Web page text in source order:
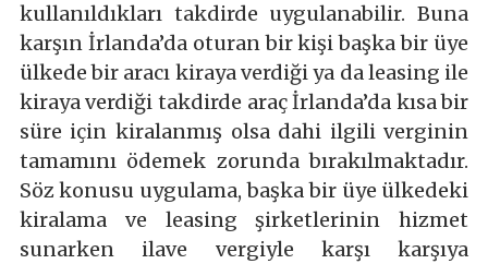
kullanıldıkları takdirde uygulanabilir. Buna
karşın İrlanda’da oturan bir kişi başka bir üye
ülkede bir aracı kiraya verdiği ya da leasing ile
kiraya verdiği takdirde araç İrlanda’da kısa bir
süre için kiralanmış olsa dahi ilgili verginin
tamamını ödemek zorunda bırakılmaktadır.
Söz konusu uygulama, başka bir üye ülkedeki
kiralama ve leasing şirketlerinin hizmet
sunarken ilave vergiyle karşı karşıya